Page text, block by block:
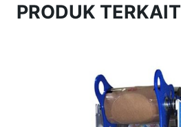
PRODUK TERKAIT